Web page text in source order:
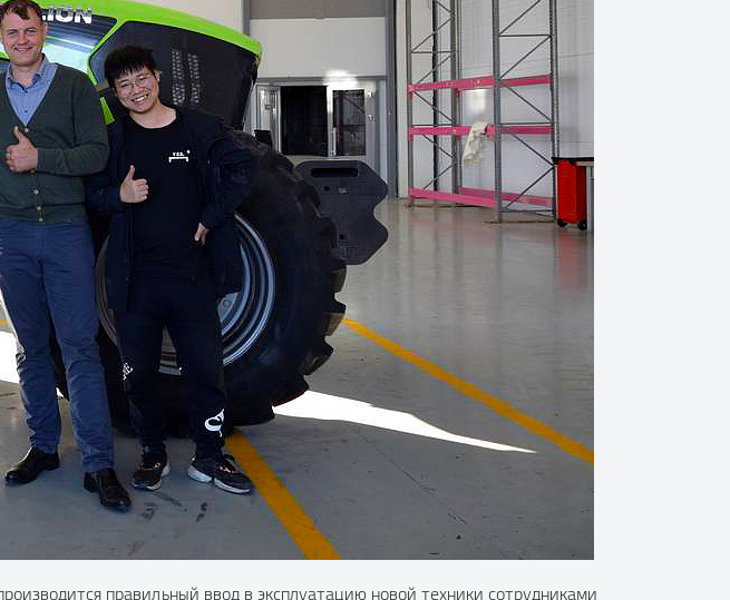
правильный ввод в эксплуатацию новой техники сотрудниками